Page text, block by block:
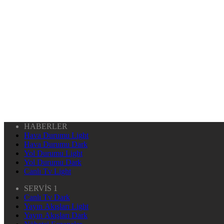
HABERLER
Hava Durumu Light
Hava Durumu Dark
Yol Durumu Light
Yol Durumu Dark
Canlı Tv Light
SERVİS 1
Canlı Tv Dark
Yayın Akışları Light
Yayın Akışları Dark